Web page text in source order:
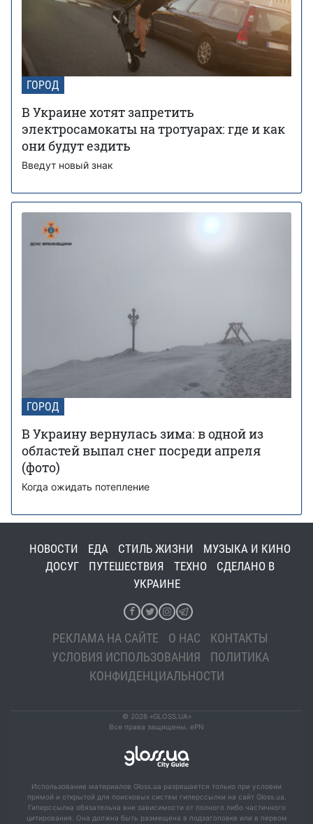
ГОРОД
В Украине хотят запретить
электросамокаты на тротуарах: где и как
они будут ездить
Введут новый знак
ГОРОД
В Украину вернулась зима: в одной из
областей выпал снег посреди апреля
(фото)
Когда ожидать потепление
НОВОСТИ ЕДА СТИЛЬ ЖИЗНИ
МУЗЫКА И КИНО
ДОСУГ
ПУТЕШЕСТВИЯ ТЕХНО
СДЕЛАНО В
УКРАИНЕ
РЕКЛАМА НА САЙТЕ О НАС
КОНТАКТЫ
УСЛОВИЯ ИСПОЛЬЗОВАНИЯ
ПОЛИТИКА
КОНФИДЕНЦИАЛЬНОСТИ
© 2026 «GLOSS.UA»
Все права защищены. ePN
Использование материалов Gloss.ua разрешается только при условии
прямой и открытой для поисковых систем гиперссылки на сайт Gloss.ua.
Гиперссылка обязательна вне зависимости от полного либо частичного
цитирования. Она должна быть размещена в подзаголовке или в первом